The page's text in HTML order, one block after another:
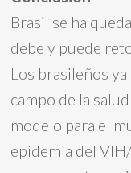
Brasil se ha
debe y puede
Los brasileños
campo de la
modelo para el
epidemia del